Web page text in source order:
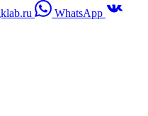
WhatsApp